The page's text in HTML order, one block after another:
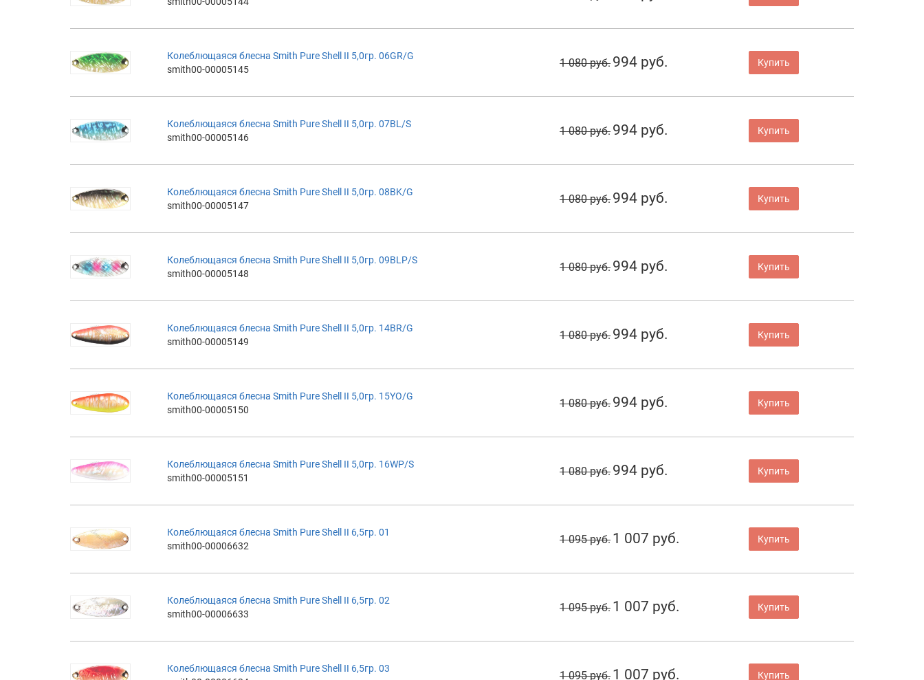
Колеблющаяся блесна Smith Pure Shell II 5,0гр. 06GR/G
smith00-00005145
1 080 руб. 994 руб. Купить
Колеблющаяся блесна Smith Pure Shell II 5,0гр. 07BL/S
smith00-00005146
1 080 руб. 994 руб. Купить
Колеблющаяся блесна Smith Pure Shell II 5,0гр. 08BK/G
smith00-00005147
1 080 руб. 994 руб. Купить
Колеблющаяся блесна Smith Pure Shell II 5,0гр. 09BLP/S
smith00-00005148
1 080 руб. 994 руб. Купить
Колеблющаяся блесна Smith Pure Shell II 5,0гр. 14BR/G
smith00-00005149
1 080 руб. 994 руб. Купить
Колеблющаяся блесна Smith Pure Shell II 5,0гр. 15YO/G
smith00-00005150
1 080 руб. 994 руб. Купить
Колеблющаяся блесна Smith Pure Shell II 5,0гр. 16WP/S
smith00-00005151
1 080 руб. 994 руб. Купить
Колеблющаяся блесна Smith Pure Shell II 6,5гр. 01
smith00-00006632
1 095 руб. 1 007 руб. Купить
Колеблющаяся блесна Smith Pure Shell II 6,5гр. 02
smith00-00006633
1 095 руб. 1 007 руб. Купить
Колеблющаяся блесна Smith Pure Shell II 6,5гр. 03
1 095 руб. 1 007 руб. Купить